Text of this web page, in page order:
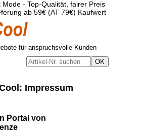
Mode - Top-Qualität, fairer Preis
ab 59€ (AT 79€) Kaufwert
für anspruchsvolle Kunden
Impressum
Portal von